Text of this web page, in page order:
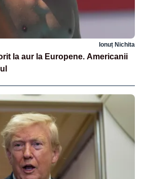
Ionuț Nichita
la aur la Europene. Americanii